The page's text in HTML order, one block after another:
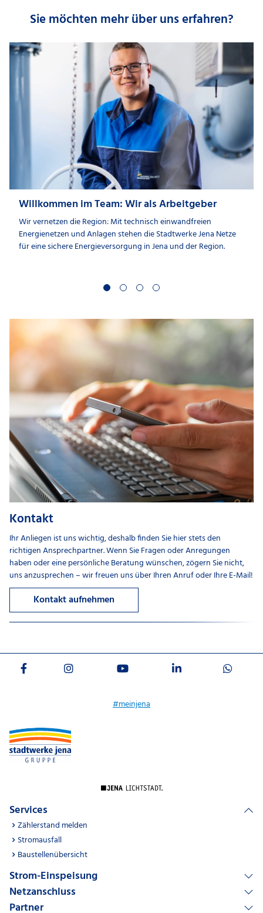
Sie möchten mehr über uns erfahren?
Willkommen im Team: Wir als Arbeitgeber
Wir vernetzen die Region: Mit technisch einwandfreien
Energienetzen und Anlagen stehen die Stadtwerke Jena Netze
für eine sichere Energieversorgung in Jena und der Region.
Kontakt
Ihr Anliegen ist uns wichtig, deshalb finden Sie hier stets den
richtigen Ansprechpartner. Wenn Sie Fragen oder Anregungen
haben oder eine persönliche Beratung wünschen, zögern Sie nicht,
uns anzusprechen – wir freuen uns über Ihren Anruf oder Ihre E-Mail!
Kontakt aufnehmen
#meinjena
Services
Zählerstand melden
Stromausfall
Baustellenübersicht
Strom-Einspeisung
Netzanschluss
Partner